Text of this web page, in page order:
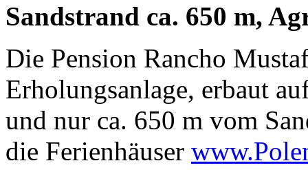
Sandstrand ca. 650 m,
Die Pension Rancho
Erholungsanlage, erbaut
und nur ca. 650 m vom
die Ferienhäuser